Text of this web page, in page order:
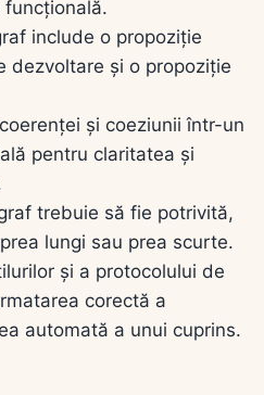
include o propoziție
dezvoltare și o propoziție
și coeziunii într-un
pentru claritatea și
trebuie să fie potrivită,
lungi sau prea scurte.
și a protocolului de
corectă a
automată a unui cuprins.